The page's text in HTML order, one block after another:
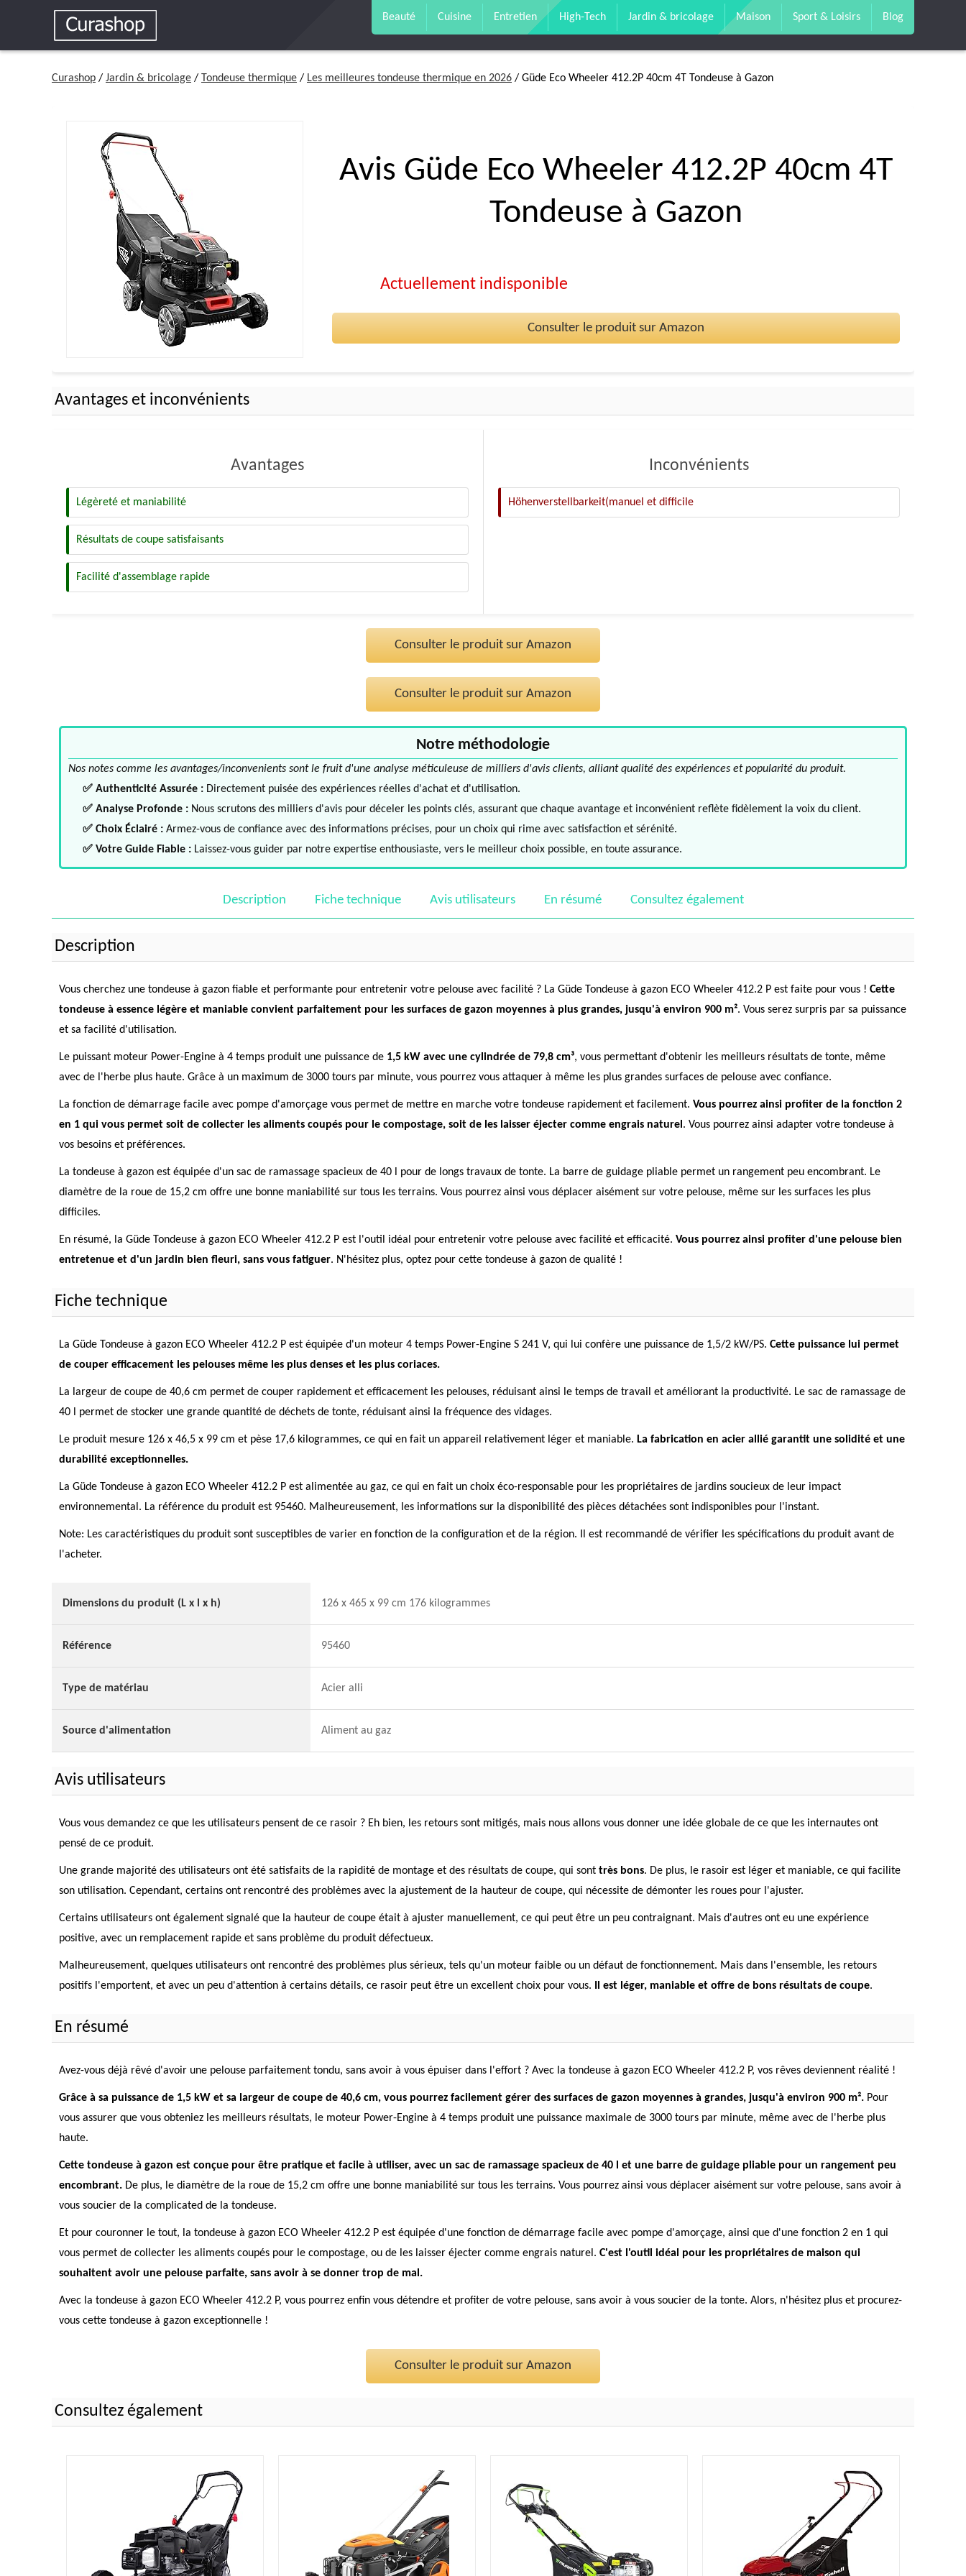
Beauté Cuisine Entretien High-Tech Jardin & bricolage Maison Sport & Loisirs Blog
Curashop / Jardin & bricolage / Tondeuse thermique / Les meilleures tondeuse thermique en 2026 / Güde Eco Wheeler 412.2P 40cm 4T Tondeuse à Gazon
Avis Güde Eco Wheeler 412.2P 40cm 4T
Tondeuse à Gazon
Actuellement indisponible
Consulter le produit sur Amazon
Avantages et inconvénients
Avantages
Légèreté et maniabilité
Résultats de coupe satisfaisants
Facilité d'assemblage rapide
Inconvénients
Höhenverstellbarkeit(manuel et difficile
Consulter le produit sur Amazon
Consulter le produit sur Amazon
Notre méthodologie
Nos notes comme les avantages/inconvenients sont le fruit d'une analyse méticuleuse de milliers d'avis clients, alliant qualité des expériences et popularité du produit.
✅ Authenticité Assurée : Directement puisée des expériences réelles d'achat et d'utilisation.
✅ Analyse Profonde : Nous scrutons des milliers d'avis pour déceler les points clés, assurant que chaque avantage et inconvénient reflète fidèlement la voix du client.
✅ Choix Éclairé : Armez-vous de confiance avec des informations précises, pour un choix qui rime avec satisfaction et sérénité.
✅ Votre Guide Fiable : Laissez-vous guider par notre expertise enthousiaste, vers le meilleur choix possible, en toute assurance.
Description Fiche technique Avis utilisateurs En résumé Consultez également
Description
Vous cherchez une tondeuse à gazon fiable et performante pour entretenir votre pelouse avec facilité ? La Güde Tondeuse à gazon ECO Wheeler 412.2 P est faite pour vous ! Cette
tondeuse à essence légère et maniable convient parfaitement pour les surfaces de gazon moyennes à plus grandes, jusqu'à environ 900 m². Vous serez surpris par sa puissance
et sa facilité d'utilisation.
Le puissant moteur Power-Engine à 4 temps produit une puissance de 1,5 kW avec une cylindrée de 79,8 cm³, vous permettant d'obtenir les meilleurs résultats de tonte, même
avec de l'herbe plus haute. Grâce à un maximum de 3000 tours par minute, vous pourrez vous attaquer à même les plus grandes surfaces de pelouse avec confiance.
La fonction de démarrage facile avec pompe d'amorçage vous permet de mettre en marche votre tondeuse rapidement et facilement. Vous pourrez ainsi profiter de la fonction 2
en 1 qui vous permet soit de collecter les aliments coupés pour le compostage, soit de les laisser éjecter comme engrais naturel . Vous pourrez ainsi adapter votre tondeuse à
vos besoins et préférences.
La tondeuse à gazon est équipée d'un sac de ramassage spacieux de 40 l pour de longs travaux de tonte. La barre de guidage pliable permet un rangement peu encombrant. Le
diamètre de la roue de 15,2 cm offre une bonne maniabilité sur tous les terrains. Vous pourrez ainsi vous déplacer aisément sur votre pelouse, même sur les surfaces les plus
difficiles.
En résumé, la Güde Tondeuse à gazon ECO Wheeler 412.2 P est l'outil idéal pour entretenir votre pelouse avec facilité et efficacité. Vous pourrez ainsi profiter d'une pelouse bien
entretenue et d'un jardin bien fleuri, sans vous fatiguer. N'hésitez plus, optez pour cette tondeuse à gazon de qualité !
Fiche technique
La Güde Tondeuse à gazon ECO Wheeler 412.2 P est équipée d'un moteur 4 temps Power-Engine S 241 V, qui lui confère une puissance de 1,5/2 kW/PS. Cette puissance lui permet
de couper efficacement les pelouses même les plus denses et les plus coriaces.
La largeur de coupe de 40,6 cm permet de couper rapidement et efficacement les pelouses, réduisant ainsi le temps de travail et améliorant la productivité. Le sac de ramassage de
40 l permet de stocker une grande quantité de déchets de tonte, réduisant ainsi la fréquence des vidages.
Le produit mesure 126 x 46,5 x 99 cm et pèse 17,6 kilogrammes, ce qui en fait un appareil relativement léger et maniable. La fabrication en acier allié garantit une solidité et une
durabilité exceptionnelles.
La Güde Tondeuse à gazon ECO Wheeler 412.2 P est alimentée au gaz, ce qui en fait un choix éco-responsable pour les propriétaires de jardins soucieux de leur impact
environnemental. La référence du produit est 95460. Malheureusement, les informations sur la disponibilité des pièces détachées sont indisponibles pour l'instant.
Note: Les caractéristiques du produit sont susceptibles de varier en fonction de la configuration et de la région. Il est recommandé de vérifier les spécifications du produit avant de
l'acheter.
Dimensions du produit (L x l x h) 126 x 465 x 99 cm 176 kilogrammes
Référence 95460
Type de matériau Acier alli
Source d'alimentation Aliment au gaz
Avis utilisateurs
Vous vous demandez ce que les utilisateurs pensent de ce rasoir ? Eh bien, les retours sont mitigés, mais nous allons vous donner une idée globale de ce que les internautes ont
pensé de ce produit.
Une grande majorité des utilisateurs ont été satisfaits de la rapidité de montage et des résultats de coupe, qui sont très bons. De plus, le rasoir est léger et maniable, ce qui facilite
son utilisation. Cependant, certains ont rencontré des problèmes avec la ajustement de la hauteur de coupe, qui nécessite de démonter les roues pour l'ajuster.
Certains utilisateurs ont également signalé que la hauteur de coupe était à ajuster manuellement, ce qui peut être un peu contraignant. Mais d'autres ont eu une expérience
positive, avec un remplacement rapide et sans problème du produit défectueux.
Malheureusement, quelques utilisateurs ont rencontré des problèmes plus sérieux, tels qu'un moteur faible ou un défaut de fonctionnement. Mais dans l'ensemble, les retours
positifs l'emportent, et avec un peu d'attention à certains détails, ce rasoir peut être un excellent choix pour vous.
Il est léger, maniable et offre de bons résultats de coupe.
En résumé
Avez-vous déjà rêvé d'avoir une pelouse parfaitement tondu, sans avoir à vous épuiser dans l'effort ? Avec la tondeuse à gazon ECO Wheeler 412.2 P, vos rêves deviennent réalité !
Grâce à sa puissance de 1,5 kW et sa largeur de coupe de 40,6 cm, vous pourrez facilement gérer des surfaces de gazon moyennes à grandes, jusqu'à environ 900 m². Pour
vous assurer que vous obteniez les meilleurs résultats, le moteur Power-Engine à 4 temps produit une puissance maximale de 3000 tours par minute, même avec de l'herbe plus
haute.
Cette tondeuse à gazon est conçue pour être pratique et facile à utiliser, avec un sac de ramassage spacieux de 40 l et une barre de guidage pliable pour un rangement peu
encombrant. De plus, le diamètre de la roue de 15,2 cm offre une bonne maniabilité sur tous les terrains. Vous pourrez ainsi vous déplacer aisément sur votre pelouse, sans avoir à
vous soucier de la complicated de la tondeuse.
Et pour couronner le tout, la tondeuse à gazon ECO Wheeler 412.2 P est équipée d'une fonction de démarrage facile avec pompe d'amorçage, ainsi que d'une fonction 2 en 1 qui
vous permet de collecter les aliments coupés pour le compostage, ou de les laisser éjecter comme engrais naturel. C'est l'outil idéal pour les propriétaires de maison qui
souhaitent avoir une pelouse parfaite, sans avoir à se donner trop de mal.
Avec la tondeuse à gazon ECO Wheeler 412.2 P, vous pourrez enfin vous détendre et profiter de votre pelouse, sans avoir à vous soucier de la tonte. Alors, n'hésitez plus et procurez-
vous cette tondeuse à gazon exceptionnelle !
Consulter le produit sur Amazon
Consultez également